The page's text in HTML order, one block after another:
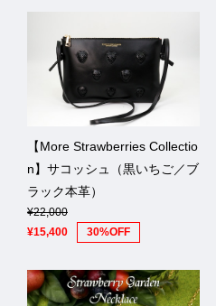
【More Strawberries Collectio
n】サコッシュ（黒いちご／ブ
ラック本革）
¥22,000
¥15,400
30%OFF